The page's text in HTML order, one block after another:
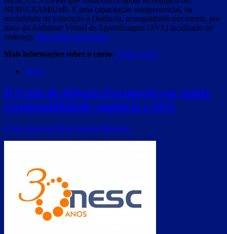
NESP/CEAM/UnB. É uma capacitação semipresencial, na
modalidade de Educação à Distância, acompanhado por tutoria, por
meio do Ambiente Virtual de Aprendizagem (AVA) localizado no
endereço: http://nesp.unb.br/ead/
Mais informações sobre o curso: Clique aqui!!
NESC
II Ciclo de debates:Formação em saúde,
responsabilidade sanitária e SUS
23 de agosto de 2018 Jordane Meneses